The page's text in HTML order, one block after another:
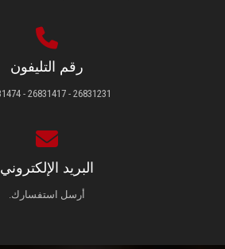
رقم التليفون
26831231 - 26831417 - 26831474
البريد الإلكتروني
أرسل استفسارك.